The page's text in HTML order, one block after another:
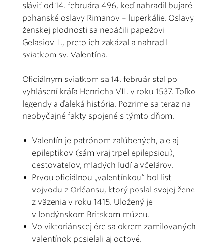
sláviť od 14. februára 496, keď nahradil bujaré
pohanské oslavy Rimanov – luperkálie. Oslavy
ženskej plodnosti sa nepáčili pápežovi
Gelasiovi I., preto ich zakázal a nahradil
sviatkom sv. Valentína.
Oficiálnym sviatkom sa 14. február stal po
vyhlásení kráľa Henricha VII. v roku 1537. Toľko
legendy a ďaleká história. Pozrime sa teraz na
neobyčajné fakty spojené s týmto dňom.
Valentín je patrónom zaľúbených, ale aj
epileptikov (sám vraj trpel epilepsiou),
cestovateľov, mladých ľudí a včelárov.
Prvou oficiálnou „valentínkou“ bol list
vojvodu z Orléansu, ktorý poslal svojej žene
z väzenia v roku 1415. Uložený je
v londýnskom Britskom múzeu.
Vo viktoriánskej ére sa okrem zamilovaných
valentínok posielali aj octové.